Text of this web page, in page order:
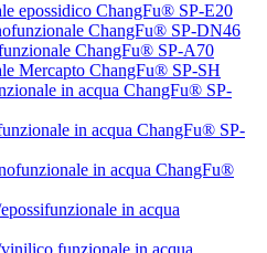
epossidico ChangFu® SP-E20
ChangFu® SP-DN46
ChangFu® SP-A70
Mercapto ChangFu® SP-SH
in acqua ChangFu® SP-
in acqua ChangFu® SP-
in acqua ChangFu®
in acqua
funzionale in acqua